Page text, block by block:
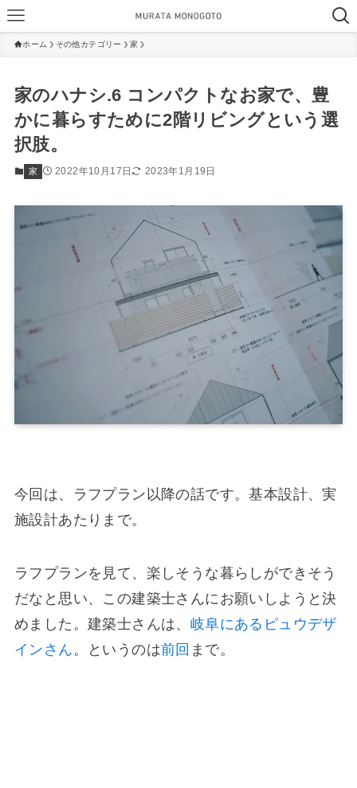
ホーム その他カテゴリー 家
家のハナシ.6 コンパクトなお家で、豊
かに暮らすために2階リビングという選
択肢。
家 2022年10月17日 2023年1月19日
今回は、ラフプラン以降の話です。基本設計、実
施設計あたりまで。
ラフプランを見て、楽しそうな暮らしができそう
だなと思い、この建築士さんにお願いしようと決
めました。建築士さんは、 岐阜にあるピュウデザ
インさん。というのは前回 まで。